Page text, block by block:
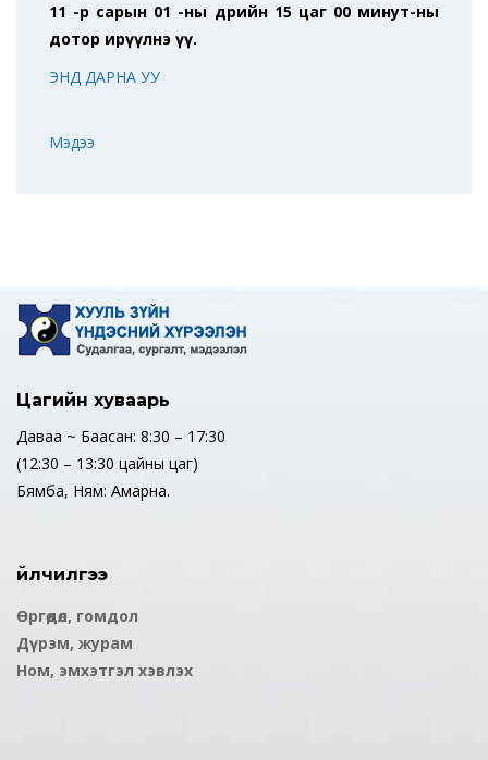
11 -р сарын 01 -ны өдрийн 15 цаг 00 минут-ны
дотор ирүүлнэ үү.
ЭНД ДАРНА УУ
Мэдээ
Цагийн хуваарь
Даваа ~ Баасан: 8:30 – 17:30
(12:30 – 13:30 цайны цаг)
Бямба, Ням: Амарна.
Үйлчилгээ
Өргөдөл, гомдол
Дүрэм, журам
Ном, эмхэтгэл хэвлэх